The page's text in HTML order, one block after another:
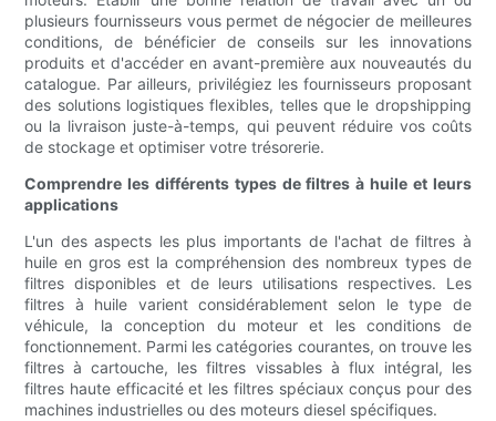
plusieurs fournisseurs vous permet de négocier de meilleures
conditions, de bénéficier de conseils sur les innovations
produits et d'accéder en avant-première aux nouveautés du
catalogue. Par ailleurs, privilégiez les fournisseurs proposant
des solutions logistiques flexibles, telles que le dropshipping
ou la livraison juste-à-temps, qui peuvent réduire vos coûts
de stockage et optimiser votre trésorerie.
Comprendre les différents types de filtres à huile et leurs
applications
L'un des aspects les plus importants de l'achat de filtres à
huile en gros est la compréhension des nombreux types de
filtres disponibles et de leurs utilisations respectives. Les
filtres à huile varient considérablement selon le type de
véhicule, la conception du moteur et les conditions de
fonctionnement. Parmi les catégories courantes, on trouve les
filtres à cartouche, les filtres vissables à flux intégral, les
filtres haute efficacité et les filtres spéciaux conçus pour des
machines industrielles ou des moteurs diesel spécifiques.